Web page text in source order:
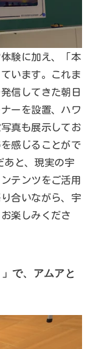
験に加え、「本
います。これま
信してきた朝日
ーを設置、ハワ
真も展示してお
感じることがで
あと、現実の宇
テンツをご活用
合いながら、宇
楽しみくださ
で、アムアと